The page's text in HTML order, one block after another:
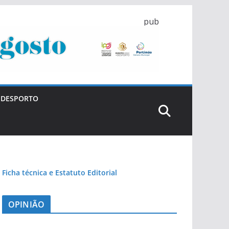
pub
DESPORTO
Ficha técnica e Estatuto Editorial
OPINIÃO